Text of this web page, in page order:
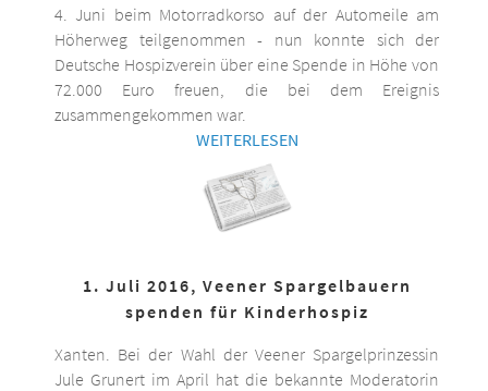
4. Juni beim Motorradkorso auf der Automeile am
Höherweg teilgenommen - nun konnte sich der
Deutsche Hospizverein über eine Spende in Höhe von
72.000 Euro freuen, die bei dem Ereignis
zusammengekommen war.
WEITERLESEN
1. Juli 2016, Veener Spargelbauern
spenden für Kinderhospiz
Xanten. Bei der Wahl der Veener Spargelprinzessin
Jule Grunert im April hat die bekannte Moderatorin